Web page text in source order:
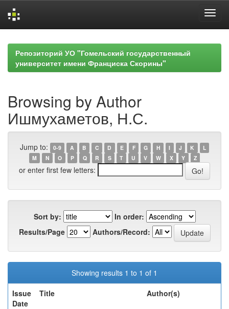
navigationРепозиторий УО "Гомельский государственный
университет имени Франциска Скорины"
Browsing by Author
Ишмухаметов, Н.С.
Jump to: 0-9 A B C D E F G H I J K
L
M
N O P Q R S T U V W X Y Z
or enter first few letters:
Sort by:
In order:
Results/Page
Authors/Record:
Showing results 1 to 1 of 1
Issue
Date
Title Author(s)